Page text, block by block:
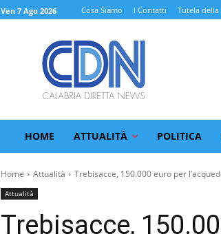
Ven 7 Ago 2026 Cosa Siamo I Contatti Tutela della
HOME ATTUALITÀ POLITICA
Home Attualità Trebisacce, 150.000 euro per
Attualità
Trebisacce,